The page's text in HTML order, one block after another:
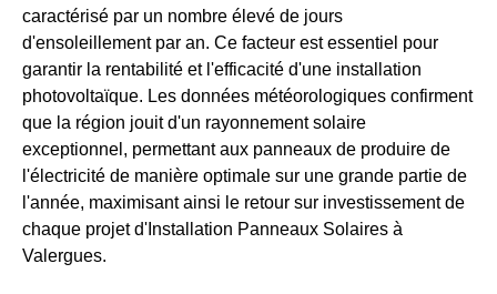
caractérisé par un nombre élevé de jours
d'ensoleillement par an. Ce facteur est essentiel pour
garantir la rentabilité et l'efficacité d'une installation
photovoltaïque. Les données météorologiques confirment
que la région jouit d'un rayonnement solaire
exceptionnel, permettant aux panneaux de produire de
l'électricité de manière optimale sur une grande partie de
l'année, maximisant ainsi le retour sur investissement de
chaque projet d'Installation Panneaux Solaires à
Valergues.